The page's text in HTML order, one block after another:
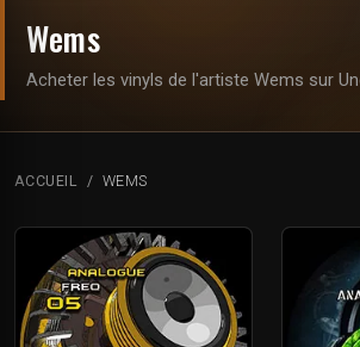
Wems
Acheter les vinyls de l'artiste Wems sur
ACCUEIL WEMS